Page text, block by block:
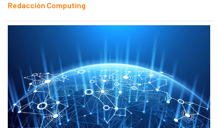
Redacción Computing